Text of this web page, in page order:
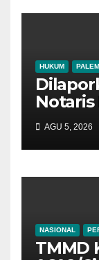
HUKUM
Notaris
Punya
dan
AGU 5, 2026
NASIONAL
TMMD